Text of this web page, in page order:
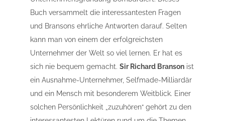
Buch versammelt die interessantesten Fragen
und Bransons ehrliche Antworten darauf. Selten
kann man von einem der erfolgreichsten
Unternehmer der Welt so viel lernen. Er hat es
sich nie bequem gemacht. Sir Richard Branson ist
ein Ausnahme-Unternehmer, Selfmade-Milliardär
und ein Mensch mit besonderem Weitblick. Einer
solchen Persönlichkeit „zuzuhören“ gehört zu den